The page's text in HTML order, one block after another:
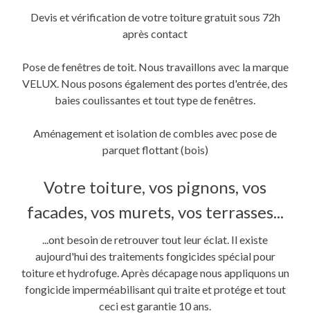
Devis et vérification de votre toiture gratuit sous 72h
après contact
Pose de fenêtres de toit. Nous travaillons avec la marque
VELUX. Nous posons également des portes d'entrée, des
baies coulissantes et tout type de fenêtres.
Aménagement et isolation de combles avec pose de
parquet flottant (bois)
Votre toiture, vos pignons, vos
facades, vos murets, vos terrasses...
...ont besoin de retrouver tout leur éclat. Il existe
aujourd'hui des traitements fongicides spécial pour
toiture et hydrofuge. Après décapage nous appliquons un
fongicide imperméabilisant qui traite et protége et tout
ceci est garantie 10 ans.